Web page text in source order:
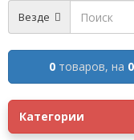
Везде
0 товаров, на
Категории